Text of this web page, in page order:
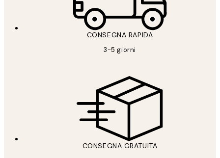
CONSEGNA RAPIDA
3-5 giorni
CONSEGNA GRATUITA